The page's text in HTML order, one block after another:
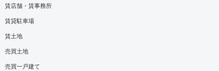
賃店舗・賃事務所
賃貸駐車場
賃土地
売買土地
売買一戸建て